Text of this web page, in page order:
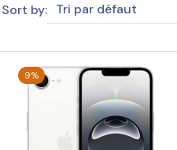
Sort by: Tri par défaut
9%